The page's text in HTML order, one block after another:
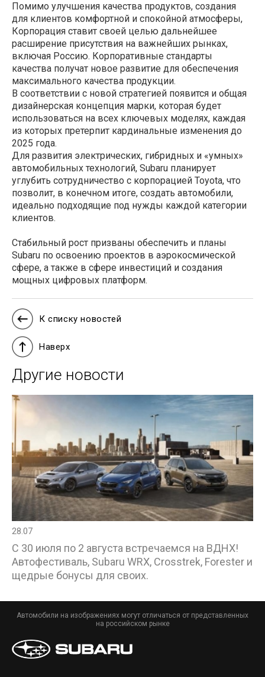
Помимо улучшения качества продуктов, создания
для клиентов комфортной и спокойной атмосферы,
Корпорация ставит своей целью дальнейшее
расширение присутствия на важнейших рынках,
включая Россию. Корпоративные стандарты
качества получат новое развитие для обеспечения
максимального качества продукции.
В соответствии с новой стратегией появится и общая
дизайнерская концепция марки, которая будет
использоваться на всех ключевых моделях, каждая
из которых претерпит кардинальные изменения до
2025 года.
Для развития электрических, гибридных и «умных»
автомобильных технологий, Subaru планирует
углубить сотрудничество с корпорацией Toyota, что
позволит, в конечном итоге, создать автомобили,
идеально подходящие под нужды каждой категории
клиентов.
Стабильный рост призваны обеспечить и планы
Subaru по освоению проектов в аэрокосмической
сфере, а также в сфере инвестиций и создания
мощных цифровых платформ.
К списку новостей
Наверх
Другие новости
28.07
С 30 июля по 2 августа встречаемся на ВДНХ!
Автофестиваль, Subaru WRX, Crosstrek, Forester и
щедрые бонусы для своих.
Автомобили на изображениях могут отличаться от представленных
на российском рынке